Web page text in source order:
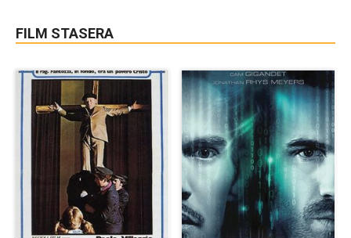
FILM STASERA